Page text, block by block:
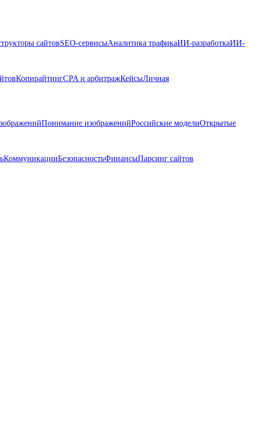
сайтовSEO-сервисыАналитика трафикаИИ-разработкаИИ-
КопирайтингCPA и арбитражКейсыЛичная
Понимание изображенийРоссийские моделиОткрытые
КоммуникацииБезопасностьФинансыПарсинг сайтов